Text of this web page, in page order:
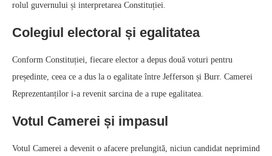
rolul guvernului și interpretarea Constituției.
Colegiul electoral și egalitatea
Conform Constituției, fiecare elector a depus două voturi pentru
președinte, ceea ce a dus la o egalitate între Jefferson și Burr. Camerei
Reprezentanților i-a revenit sarcina de a rupe egalitatea.
Votul Camerei și impasul
Votul Camerei a devenit o afacere prelungită, niciun candidat neprimind